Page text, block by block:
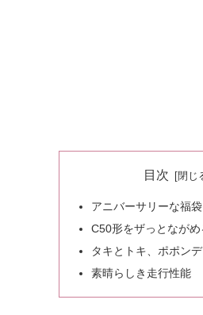
目次
アニバーサリーな福袋
C50形をザっとながめ
タキとトキ、ポポン
素晴らしき走行性能